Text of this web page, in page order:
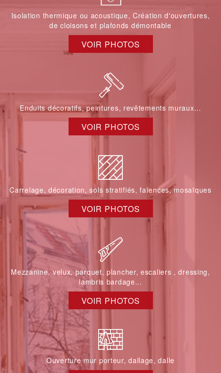
Isolation thermique ou acoustique, Création d'ouvertures,
de cloisons et plafonds démontable
VOIR PHOTOS
Enduits décoratifs, peintures, revêtements muraux...
VOIR PHOTOS
Carrelage, décoration, sols stratifiés, faïences, mosaïques
VOIR PHOTOS
Mezzanine, velux, parquet, plancher, escaliers , dressing,
lambris bardage...
VOIR PHOTOS
Ouverture mur porteur, dallage, dalle